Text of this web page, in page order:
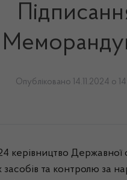
Опубліковано 14.11.2024 о
керівництво Державної
засобів та контролю за